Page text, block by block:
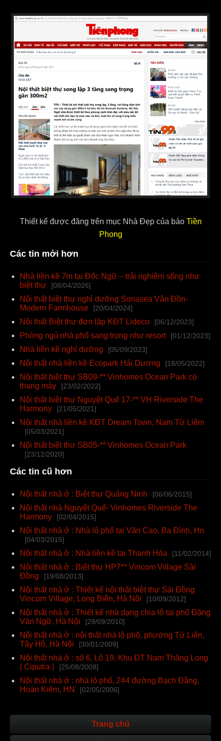
Thiết kế được đăng trên mục Nhà Đẹp của báo Tiền
Phong
Các tin mới hơn
Nhà liền kề 7m tại Đốc Ngữ – trải nghiệm sống như
biệt thự
[08/04/2026]
Nội thất biệt thự nghỉ dưỡng Sonasea Vân Đồn-
Modern Farmhouse
[20/04/2024]
Nội thất Biệt thự đơn lập KĐT Lideco [06/12/2023]
Phòng ngủ nhà phố sang trọng như resort [01/12/2023]
Nhà liền kề nghỉ dưỡng [05/09/2023]
Nội thất nhà liền kề Ecopark Hải Dương [18/05/2022]
Nội thất biệt thự SB09-** Vinhomes Ocean Park có
thang máy
[23/02/2022]
Nội thất biệt thự Nguyệt Quế 17-** VH Riverside The
Harmony
[21/05/2021]
Nội thất nhà liền kề KĐT Dream Town, Nam Từ Liêm
[05/03/2021]
Nội thất biệt thự SB05-** Vinhomes Ocean Park
[23/12/2020]
Các tin cũ hơn
Nội thất nhà ở : Biệt thự Quảng Ninh [06/06/2015]
Nội thất nhà Nguyệt Quế- Vinhomes Riverside The
Harmony
[02/04/2015]
Nội thất nhà ở : Nhà lô phố tại Văn Cao, Ba Đình, Hn
[04/03/2015]
Nội thất nhà ở : Nhà liền kề tại Thanh Hóa [11/02/2014]
Nội thất nhà ở : Biệt thự HP7** Vincom Village Sài
Đồng
[19/08/2013]
Nội thất nhà ở : Thiết kế nội thất biệt thự Sài Đồng
Vincom Village, Long Biên, Hà Nội
[10/09/2012]
Nội thất nhà ở : Thiết kế nhà dạng chia lô tại phố Đặng
Văn Ngữ, Hà Nội
[29/09/2010]
Nội thất nhà ở : nội thất nhà lô phố, phường Tứ Liên,
Tây Hồ, Hà Nội
[30/01/2009]
Nội thất nhà ở : số 6, Lô 19, Khu ĐT Nam Thăng Long
( Ciputra )
[25/08/2008]
Nội thất nhà ở : nhà lô phố, 244 đường Bạch Đằng,
Hoàn Kiếm, HN
[02/05/2006]
Trang chủ